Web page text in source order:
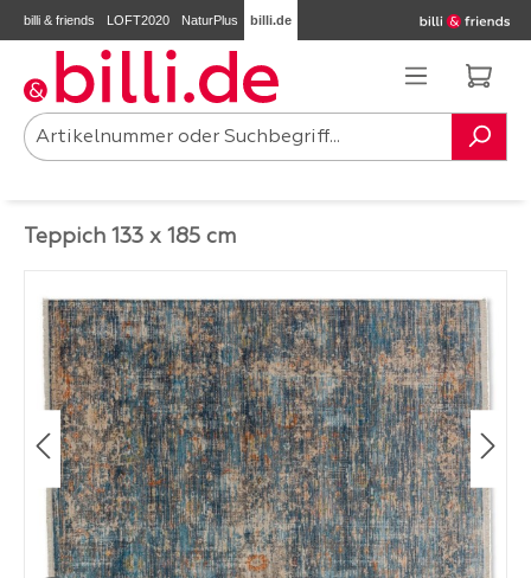
Zum Hauptinhalt springen
billi & friends LOFT2020 NaturPlus billi.de
Teppich 133 x 185 cm